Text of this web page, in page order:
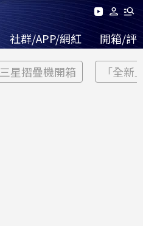
社群/APP/網紅 開箱/評
三星摺疊機開箱 「全新